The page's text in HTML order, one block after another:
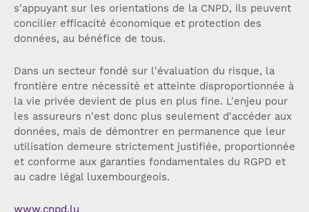
s'appuyant sur les orientations de la CNPD, ils peuvent
concilier efficacité économique et protection des
données, au bénéfice de tous.
Dans un secteur fondé sur l'évaluation du risque, la
frontière entre nécessité et atteinte disproportionnée à
la vie privée devient de plus en plus fine. L'enjeu pour
les assureurs n'est donc plus seulement d'accéder aux
données, mais de démontrer en permanence que leur
utilisation demeure strictement justifiée, proportionnée
et conforme aux garanties fondamentales du RGPD et
au cadre légal luxembourgeois.
www.cnpd.lu